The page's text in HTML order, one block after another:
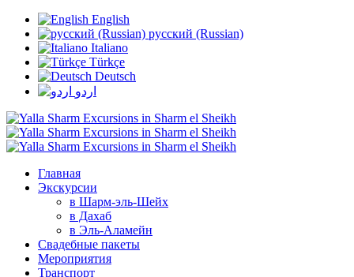
English
русский (Russian)
Italiano
Türkçe
Deutsch
اردو
Главная
Экскурсии
в Шарм-эль-Шейх
в Дахаб
в Эль-Аламейн
Свадебные пакеты
Мероприятия
Транспорт